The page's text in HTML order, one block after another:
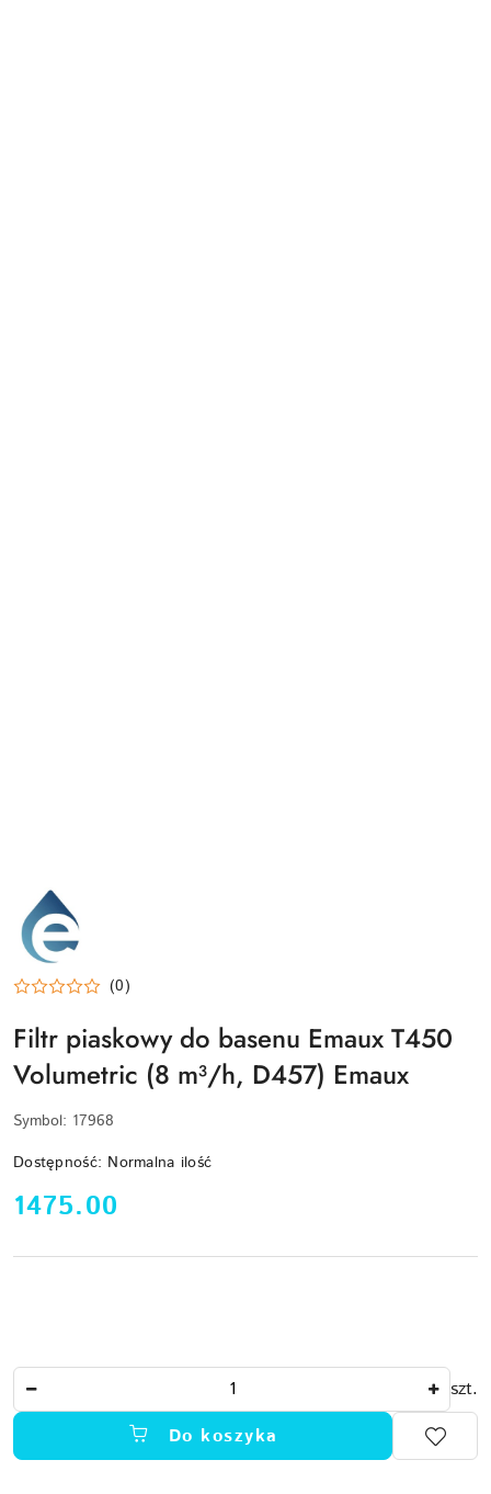
EMAUX-
LOGO
(0)
Filtr piaskowy do basenu Emaux T450
Volumetric (8 m³/h, D457) Emaux
Symbol: 17968
Dostępność: Normalna ilość
cena:
1475.00
szt.
Do koszyka